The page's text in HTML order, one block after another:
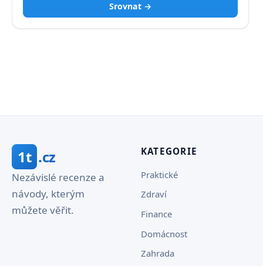
Srovnat →
1t .cz
Nezávislé recenze a
návody, kterým
můžete věřit.
KATEGORIE
Praktické
Zdraví
Finance
Domácnost
Zahrada